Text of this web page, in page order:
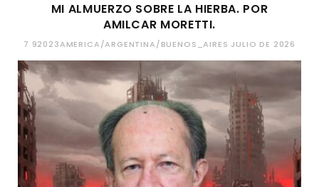
MI ALMUERZO SOBRE LA HIERBA. POR
AMILCAR MORETTI.
7 92023AMERICA/ARGENTINA/BUENOS_AIRES JULIO DE 2026